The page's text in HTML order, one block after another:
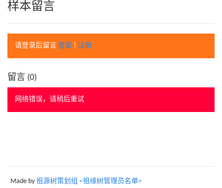
样本留言
请登录后留言 登录 注册
留言 (0)
网络错误，请稍后重试
Made by 祖源树策划组 <祖缘树管理员名单>